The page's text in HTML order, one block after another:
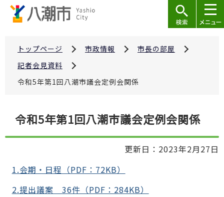
トップページ 市政情報
市長の部屋
記者会見資料
令和5年第1回八潮市議会定例会関係
こ
ら
令和5年第1回八潮市議会定例会関係
更新日：2023年2月27日
1.会期・日程（PDF：72KB）
2.提出議案 36件（PDF：284KB）